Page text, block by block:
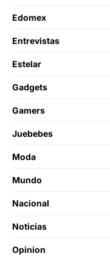
Edomex
Entrevistas
Estelar
Gadgets
Gamers
Juebebes
Moda
Mundo
Nacional
Noticias
Opinion